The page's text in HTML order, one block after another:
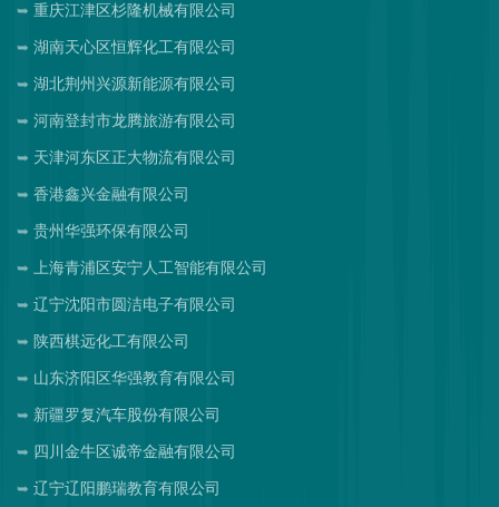
重庆江津区杉隆机械有限公司
湖南天心区恒辉化工有限公司
湖北荆州兴源新能源有限公司
河南登封市龙腾旅游有限公司
天津河东区正大物流有限公司
香港鑫兴金融有限公司
贵州华强环保有限公司
上海青浦区安宁人工智能有限公司
辽宁沈阳市圆洁电子有限公司
陕西棋远化工有限公司
山东济阳区华强教育有限公司
新疆罗复汽车股份有限公司
四川金牛区诚帝金融有限公司
辽宁辽阳鹏瑞教育有限公司